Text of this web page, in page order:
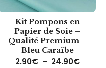
prix : 5.40€ à 54.90€
Kit Pompons en
Papier de Soie –
Qualité Premium –
Bleu Caraïbe
2.90€ – 24.90€Plage